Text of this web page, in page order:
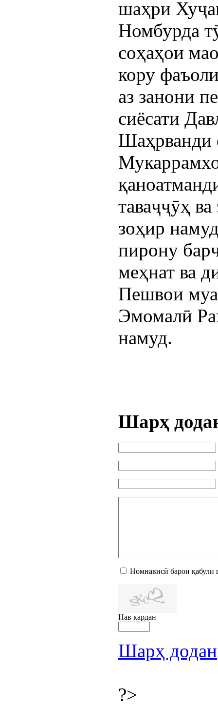
шаҳри
Номбурда
соҳаҳои
кору
аз занони
сиёсати
Шаҳрванди
таваҷҷӯҳ
зоҳир
пирону
меҳнат ва
Пешвои
Эмомалӣ
намуд.
Шарҳ
Номнависӣ барои қабули
Нав кардан
Шарҳ додан
?>